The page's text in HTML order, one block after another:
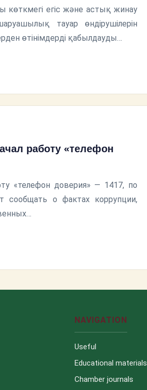
көткмегі егіс және астық жинау
тауар өндірушілерін
өтінімдерді қабылдауды…
работу «телефон
«телефон доверия» — 1417, по
сообщать о фактах коррупции,
NAVIGATION
Useful
Educational materials
Chamber journals